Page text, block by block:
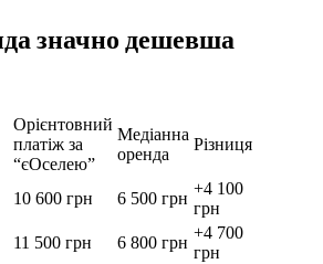
значно дешевша
Орієнтовний
платіж за
“єОселею”
Медіанна
оренда
Різниця
10 600 грн 6 500 грн
+4 100
грн
11 500 грн 6 800 грн
+4 700
грн